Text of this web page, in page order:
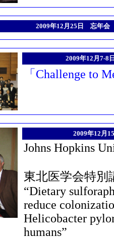
2009年12月25日 忘年会
2009年12月7-8
「Challenge to
2009年12月
Johns Hopkins
東北医学会特別
“Dietary
reduce
Helicobacter
humans”